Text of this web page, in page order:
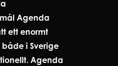
Agenda
ett enormt
i Sverige
Agenda